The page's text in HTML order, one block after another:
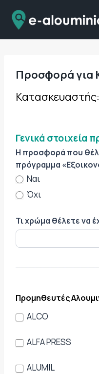
content
Προσφορά
O
f
r
F
r
a
m
e
s
Γενικά στοιχεία
Η προσφορά που
πρόγραμμα
Ναι
Όχι
Τι χρώμα θέλετε να
Προμηθευτές
ALCO
ALFA PRESS
ALUMIL